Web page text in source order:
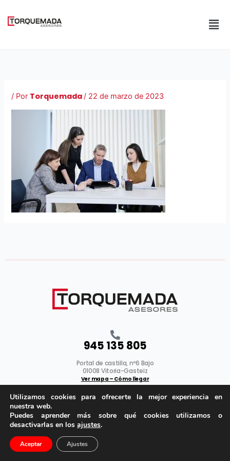
/ Por Torquemada/ 22 de marzo de 2023
945 135 805
Portal de castilla, nº6 Bajo
01008 Vitoria-Gasteiz
Ver mapa – Cómo llegar
Horario: L-V 08:00 a 15:00
Aviso Legal | Política de privacidad
Utilizamos cookies para ofrecerte la mejor experiencia en
nuestra web.
Puedes aprender más sobre qué cookies utilizamos o
desactivarlas en los ajustes.
Aceptar Ajustes